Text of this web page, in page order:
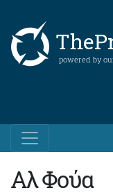
powered by
Αλ Φούα